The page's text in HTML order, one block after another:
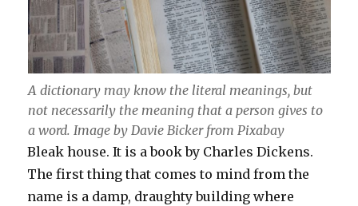
A dictionary may know the literal meanings, but
not necessarily the meaning that a person gives to
a word. Image by Davie Bicker from Pixabay
Bleak house. It is a book by Charles Dickens.
The first thing that comes to mind from the
name is a damp, draughty building where